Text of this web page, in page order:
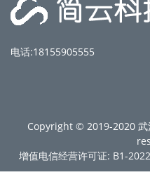
电话:18155905555
Copyright © 2019-2020
增值电信经营许可证: B1-